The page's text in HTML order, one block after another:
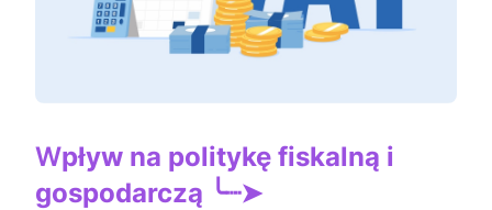
Wpływ na politykę fiskalną i
gospodarczą ╰┈➤